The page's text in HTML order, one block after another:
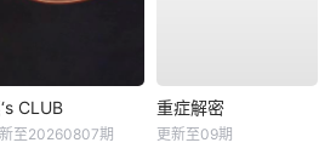
CLUB
至20260807期
重症解密
更新至09期